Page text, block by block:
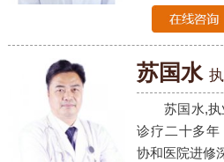
苏国水
苏国水,
诊疗二十多
协和医院进修